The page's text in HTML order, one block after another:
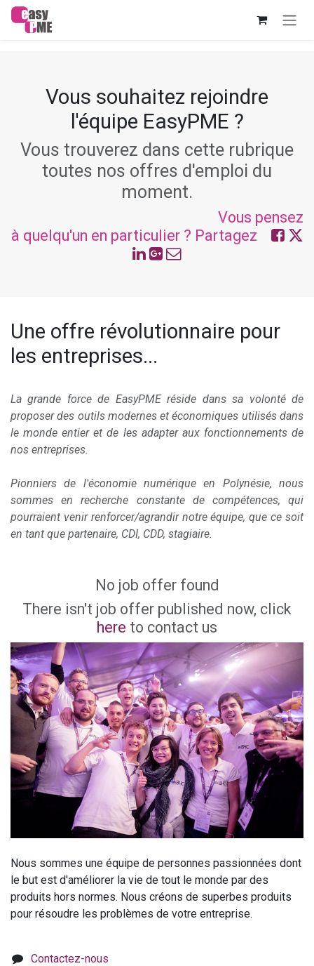
Se rendre au contenu
Vous souhaitez rejoindre
l'équipe EasyPME ?
Vous trouverez dans cette rubrique
toutes nos offres d'emploi du
moment.
Vous pensez
à quelqu'un en particulier ? Partagez
Une offre révolutionnaire pour
les entreprises...
La grande force de EasyPME réside dans sa volonté de
proposer des outils modernes et économiques utilisés dans
le monde entier et de les adapter aux fonctionnements de
nos entreprises.
Pionniers de l'économie numérique en Polynésie, nous
sommes en recherche constante de compétences, qui
pourraient venir renforcer/agrandir notre équipe, que ce soit
en tant que partenaire, CDI, CDD, stagiaire.
No job offer found
There isn't job offer published now, click
here to contact us
Nous sommes une équipe de personnes passionnées dont
le but est d'améliorer la vie de tout le monde par des
produits hors normes. Nous créons de superbes produits
pour résoudre les problèmes de votre entreprise.
Contactez-nous